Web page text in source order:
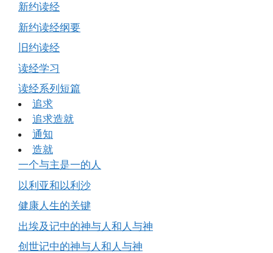
新约读经
新约读经纲要
旧约读经
读经学习
读经系列短篇
追求
追求造就
通知
造就
一个与主是一的人
以利亚和以利沙
健康人生的关键
出埃及记中的神与人和人与神
创世记中的神与人和人与神